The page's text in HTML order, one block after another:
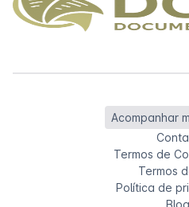
Acompanhar
Termos de
Termos
Política de
Blog